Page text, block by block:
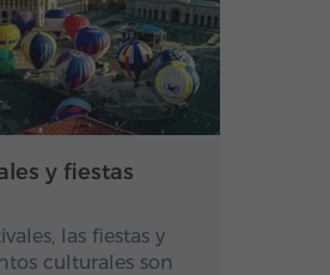
y fiestas
las fiestas y
culturales son